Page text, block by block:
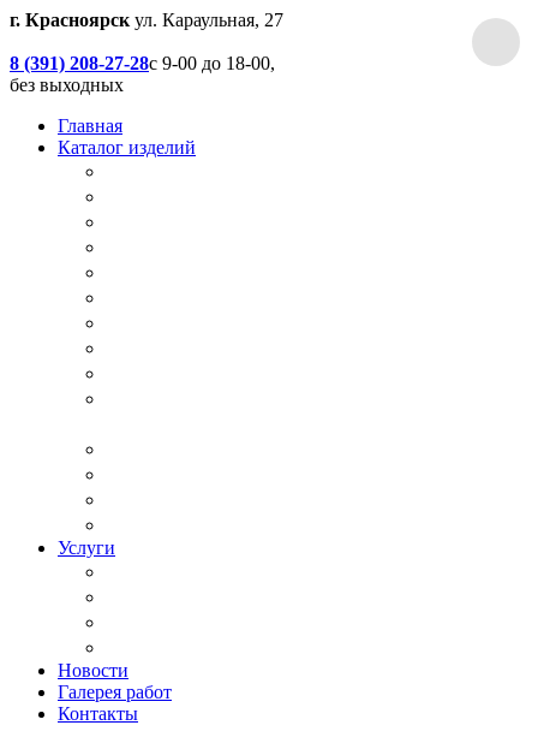
г. Красноярск ул. Караульная, 27
8 (391) 208-27-28с 9-00 до 18-00,
без выходных
Главная
Каталог изделий
Услуги
Новости
Галерея работ
Контакты